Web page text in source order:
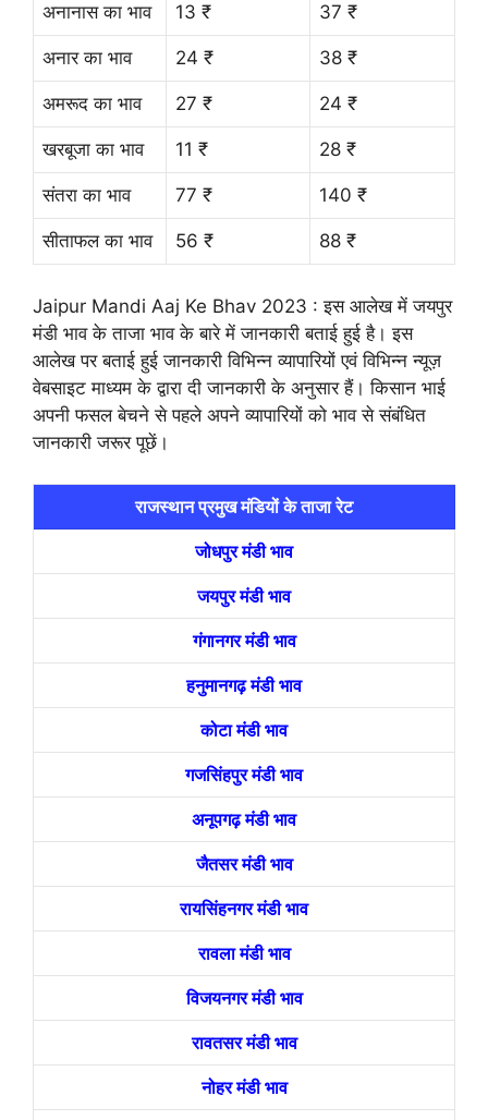
अनानास का भाव 13 ₹ 37 ₹
अनार का भाव 24 ₹ 38 ₹
अमरूद का भाव 27 ₹ 24 ₹
खरबूजा का भाव 11 ₹ 28 ₹
संतरा का भाव 77 ₹ 140 ₹
सीताफल का भाव 56 ₹ 88 ₹
Jaipur Mandi Aaj Ke Bhav 2023 : इस आलेख में जयपुर
मंडी भाव के ताजा भाव के बारे में जानकारी बताई हुई है। इस
आलेख पर बताई हुई जानकारी विभिन्न व्यापारियों एवं विभिन्न न्यूज़
वेबसाइट माध्यम के द्वारा दी जानकारी के अनुसार हैं। किसान भाई
अपनी फसल बेचने से पहले अपने व्यापारियों को भाव से संबंधित
जानकारी जरूर पूछें।
राजस्थान प्रमुख मंडियों के ताजा रेट
जोधपुर मंडी भाव
जयपुर मंडी भाव
गंगानगर मंडी भाव
हनुमानगढ़ मंडी भाव
कोटा मंडी भाव
गजसिंहपुर मंडी भाव
अनूपगढ़ मंडी भाव
जैतसर मंडी भाव
रायसिंहनगर मंडी भाव
रावला मंडी भाव
विजयनगर मंडी भाव
रावतसर मंडी भाव
नोहर मंडी भाव